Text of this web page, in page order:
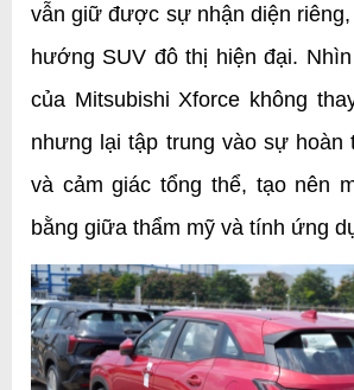
vẫn giữ được sự nhận diện
hướng SUV đô thị hiện đại.
của Mitsubishi Xforce không
nhưng lại tập trung vào sự hoàn
và cảm giác tổng thể, tạo nên
bằng giữa thẩm mỹ và tính ứng